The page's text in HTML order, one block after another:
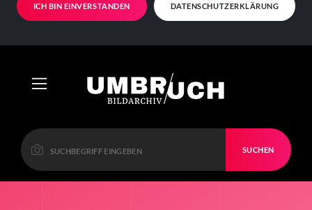
ICH BIN EINVERSTANDEN DATENSCHUTZERKLÄRUNG
SUCHEN